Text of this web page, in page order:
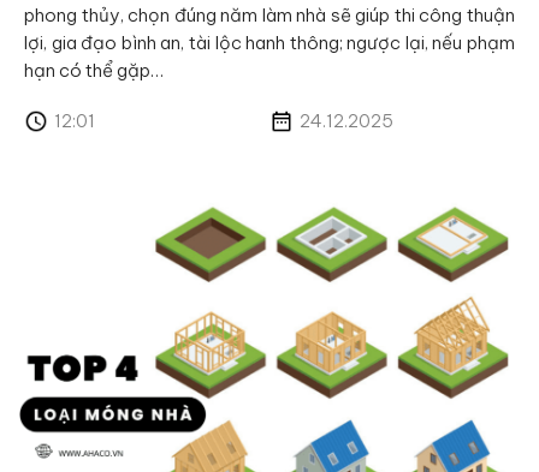
phong thủy, chọn đúng năm làm nhà sẽ giúp thi công thuận
lợi, gia đạo bình an, tài lộc hanh thông; ngược lại, nếu phạm
hạn có thể gặp…
12:01 24.12.2025